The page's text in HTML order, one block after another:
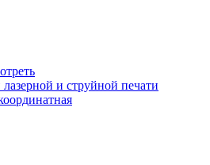
и струйной печати